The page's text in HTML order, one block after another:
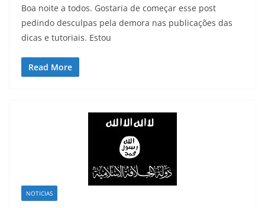
Boa noite a todos. Gostaria de começar esse post
pedindo desculpas pela demora nas publicações das
dicas e tutoriais. Estou
Read More
NOTICIAS